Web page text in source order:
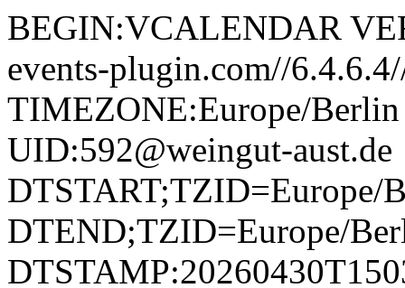
BEGIN:VCALENDAR
events-plugin.com//
TIMEZONE:Europe/
UID:592@weingut-aust.de
DTSTART;TZID=Europe/
DTEND;TZID=Europe/